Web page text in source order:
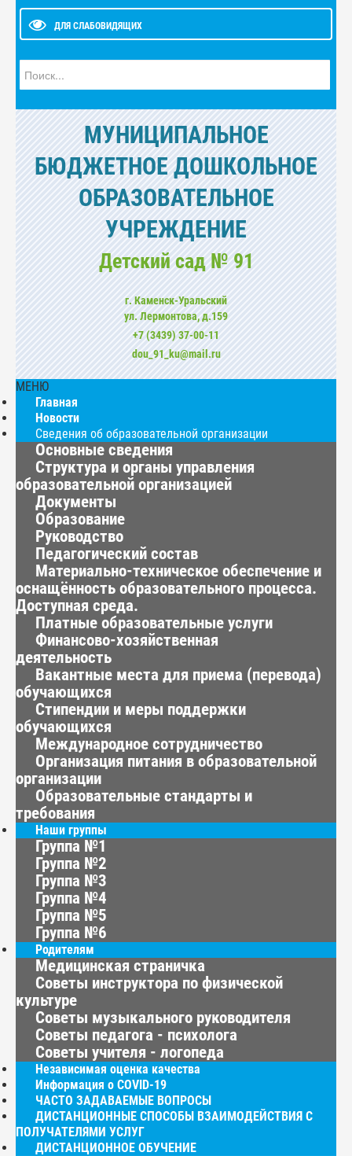
ДЛЯ СЛАБОВИДЯЩИХ
МУНИЦИПАЛЬНОЕ
БЮДЖЕТНОЕ ДОШКОЛЬНОЕ
ОБРАЗОВАТЕЛЬНОЕ
УЧРЕЖДЕНИЕ
Детский сад № 91
г. Каменск-Уральский
ул. Лермонтова, д.159
+7 (3439) 37-00-11
dou_91_ku@mail.ru
МЕНЮ
Главная
Новости
Сведения об образовательной организации
Основные сведения
Структура и органы управления
образовательной организацией
Документы
Образование
Руководство
Педагогический состав
Материально-техническое обеспечение и
оснащённость образовательного процесса.
Доступная среда.
Платные образовательные услуги
Финансово-хозяйственная
деятельность
Вакантные места для приема (перевода)
обучающихся
Стипендии и меры поддержки
обучающихся
Международное сотрудничество
Организация питания в образовательной
организации
Образовательные стандарты и
требования
Наши группы
Группа №1
Группа №2
Группа №3
Группа №4
Группа №5
Группа №6
Родителям
Медицинская страничка
Советы инструктора по физической
культуре
Советы музыкального руководителя
Советы педагога - психолога
Советы учителя - логопеда
Независимая оценка качества
Информация о COVID-19
ЧАСТО ЗАДАВАЕМЫЕ ВОПРОСЫ
ДИСТАНЦИОННЫЕ СПОСОБЫ ВЗАИМОДЕЙСТВИЯ С
ПОЛУЧАТЕЛЯМИ УСЛУГ
ДИСТАНЦИОННОЕ ОБУЧЕНИЕ